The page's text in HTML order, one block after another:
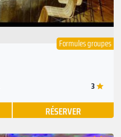
Formules groupes
3
RÉSERVER